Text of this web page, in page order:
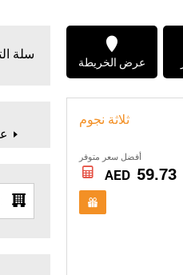
عرض الخريطة
ثلاثة نجوم
أفضل سعر متوفر
59.73
سلة
أدخل
اسم